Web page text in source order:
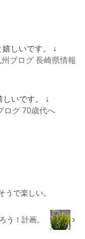
しいです。 ↓
いです。 ↓
うで楽しい。
う！計画。